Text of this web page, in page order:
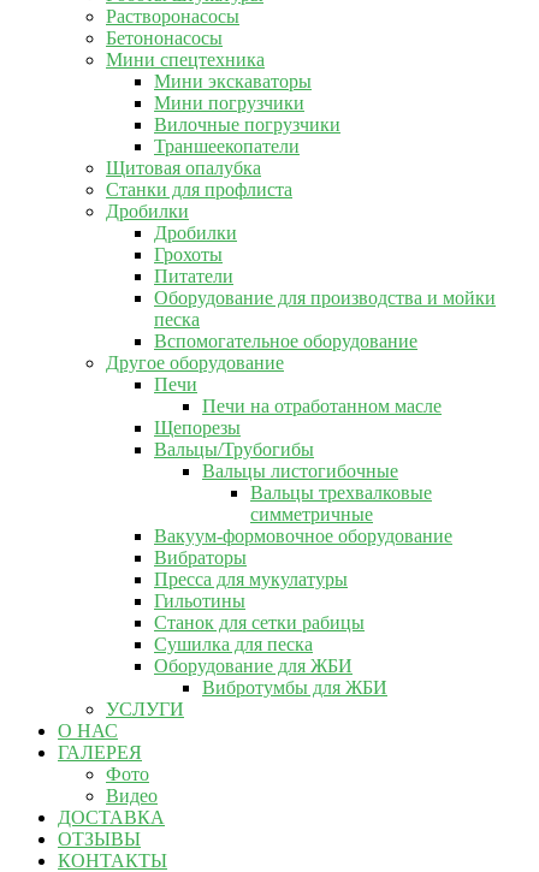
Растворонасосы
Бетононасосы
Мини спецтехника
Мини экскаваторы
Мини погрузчики
Вилочные погрузчики
Траншеекопатели
Щитовая опалубка
Станки для профлиста
Дробилки
Дробилки
Грохоты
Питатели
Оборудование для производства и мойки
песка
Вспомогательное оборудование
Другое оборудование
Печи
Печи на отработанном масле
Щепорезы
Вальцы/Трубогибы
Вальцы листогибочные
Вальцы трехвалковые
симметричные
Вакуум-формовочное оборудование
Вибраторы
Пресса для мукулатуры
Гильотины
Станок для сетки рабицы
Сушилка для песка
Оборудование для ЖБИ
Вибротумбы для ЖБИ
УСЛУГИ
О НАС
ГАЛЕРЕЯ
Фото
Видео
ДОСТАВКА
ОТЗЫВЫ
КОНТАКТЫ